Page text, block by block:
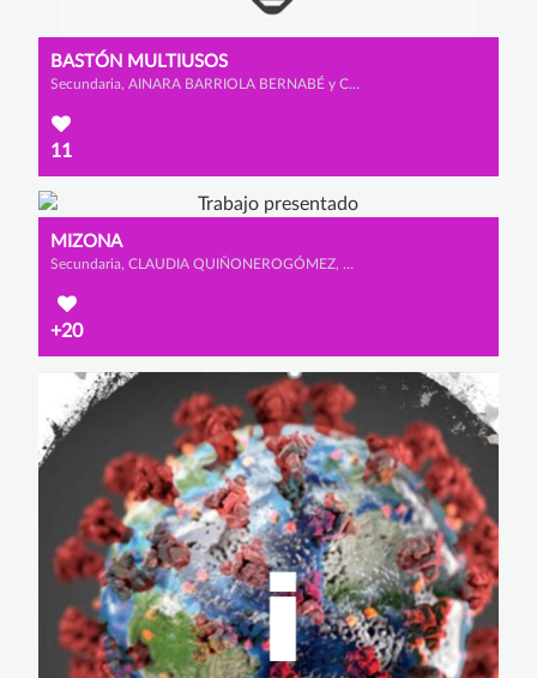
BASTÓN MULTIUSOS
Secundaria, AINARA BARRIOLA BERNABÉ y CLAUDIA LADRERO DE SANMILLÁN
11
MIZONA
Secundaria, CLAUDIA QUIÑONEROGÓMEZ, MACARENA CANO CALDERÓN y SOFÍA GONZÁLEZ OLMEDO
+20